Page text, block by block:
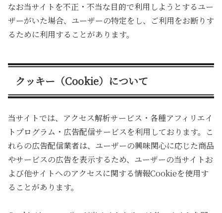
なお当サイトを不正・不当な目的で利用しようとするユー
ザーがいた場合、ユーザーの特定をし、ご利用をお断りす
るために利用することがあります。
クッキー（Cookie）について
当サイトでは、アクセス解析サービス・各種アフィリエイ
トプログラム・広告配信サービスを利用しております。こ
れらの広告配信業者は、ユーザーの興味関心に応じた商品
やサービスの広告を表示するため、ユーザーの当サイトお
よび他サイトへのアクセスに関する情報Cookieを使用す
ることがあります。